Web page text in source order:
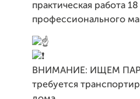
практическая работа
профессионального
ВНИМАНИЕ: ИЩЕМ
требуется